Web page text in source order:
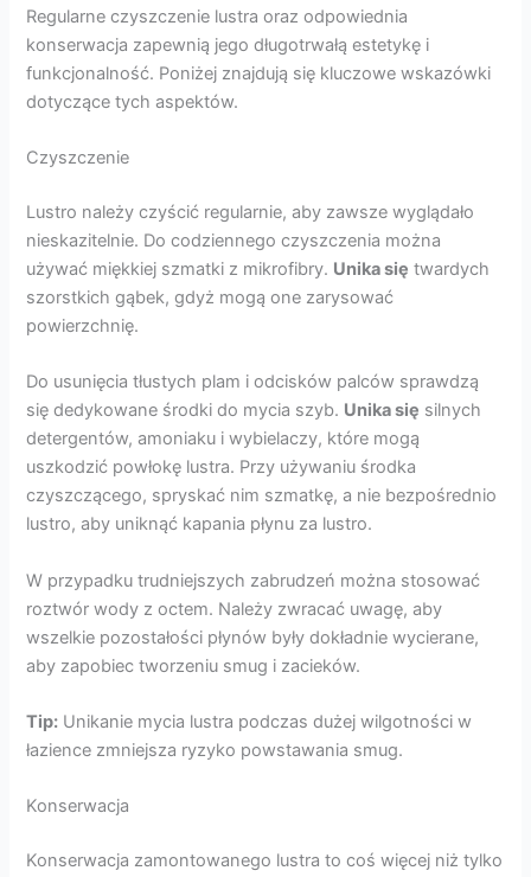
Regularne czyszczenie lustra oraz odpowiednia
konserwacja zapewnią jego długotrwałą estetykę i
funkcjonalność. Poniżej znajdują się kluczowe wskazówki
dotyczące tych aspektów.
Czyszczenie
Lustro należy czyścić regularnie, aby zawsze wyglądało
nieskazitelnie. Do codziennego czyszczenia można
używać miękkiej szmatki z mikrofibry. Unika się twardych
szorstkich gąbek, gdyż mogą one zarysować
powierzchnię.
Do usunięcia tłustych plam i odcisków palców sprawdzą
się dedykowane środki do mycia szyb. Unika się silnych
detergentów, amoniaku i wybielaczy, które mogą
uszkodzić powłokę lustra. Przy używaniu środka
czyszczącego, spryskać nim szmatkę, a nie bezpośrednio
lustro, aby uniknąć kapania płynu za lustro.
W przypadku trudniejszych zabrudzeń można stosować
roztwór wody z octem. Należy zwracać uwagę, aby
wszelkie pozostałości płynów były dokładnie wycierane,
aby zapobiec tworzeniu smug i zacieków.
Tip: Unikanie mycia lustra podczas dużej wilgotności w
łazience zmniejsza ryzyko powstawania smug.
Konserwacja
Konserwacja zamontowanego lustra to coś więcej niż tylko